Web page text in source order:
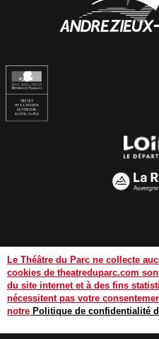
Mentions légales
Aide et accessibilité
Le Théâtre du Parc ne collecte
cookies de theatreduparc.com
du site internet et à des fins
nécessitent pas votre
notre Politique de confidentialité